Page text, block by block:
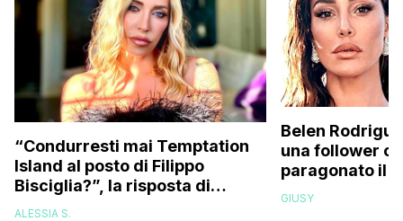
“Condurresti mai Temptation
Island al posto di Filippo
Bisciglia?”, la risposta di
Karina Cascella: “Andrei di
ALESSIA S.
Belen
una follower
paragonato il
compagno
GIUSY